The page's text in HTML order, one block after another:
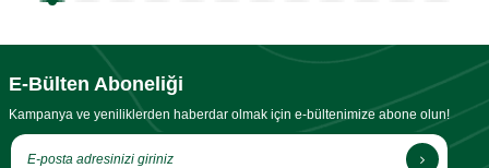
E-Bülten Aboneliği
Kampanya ve yeniliklerden haberdar olmak için e-bültenimize abone olun!